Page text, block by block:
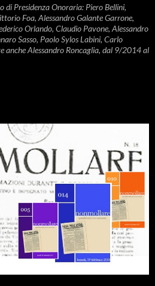
Presidenza Onoraria: Piero Bellini,
Foa, Alessandro Galante Garrone,
Orlando, Claudio Pavone, Alessandro
Sasso, Paolo Sylos Labini, Carlo
anche Alessandro Roncaglia, dal 9/2014 al